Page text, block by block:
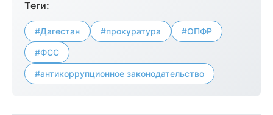
Теги:
#Дагестан #прокуратура #ОПФР
#ФСС
#антикоррупционное законодательство